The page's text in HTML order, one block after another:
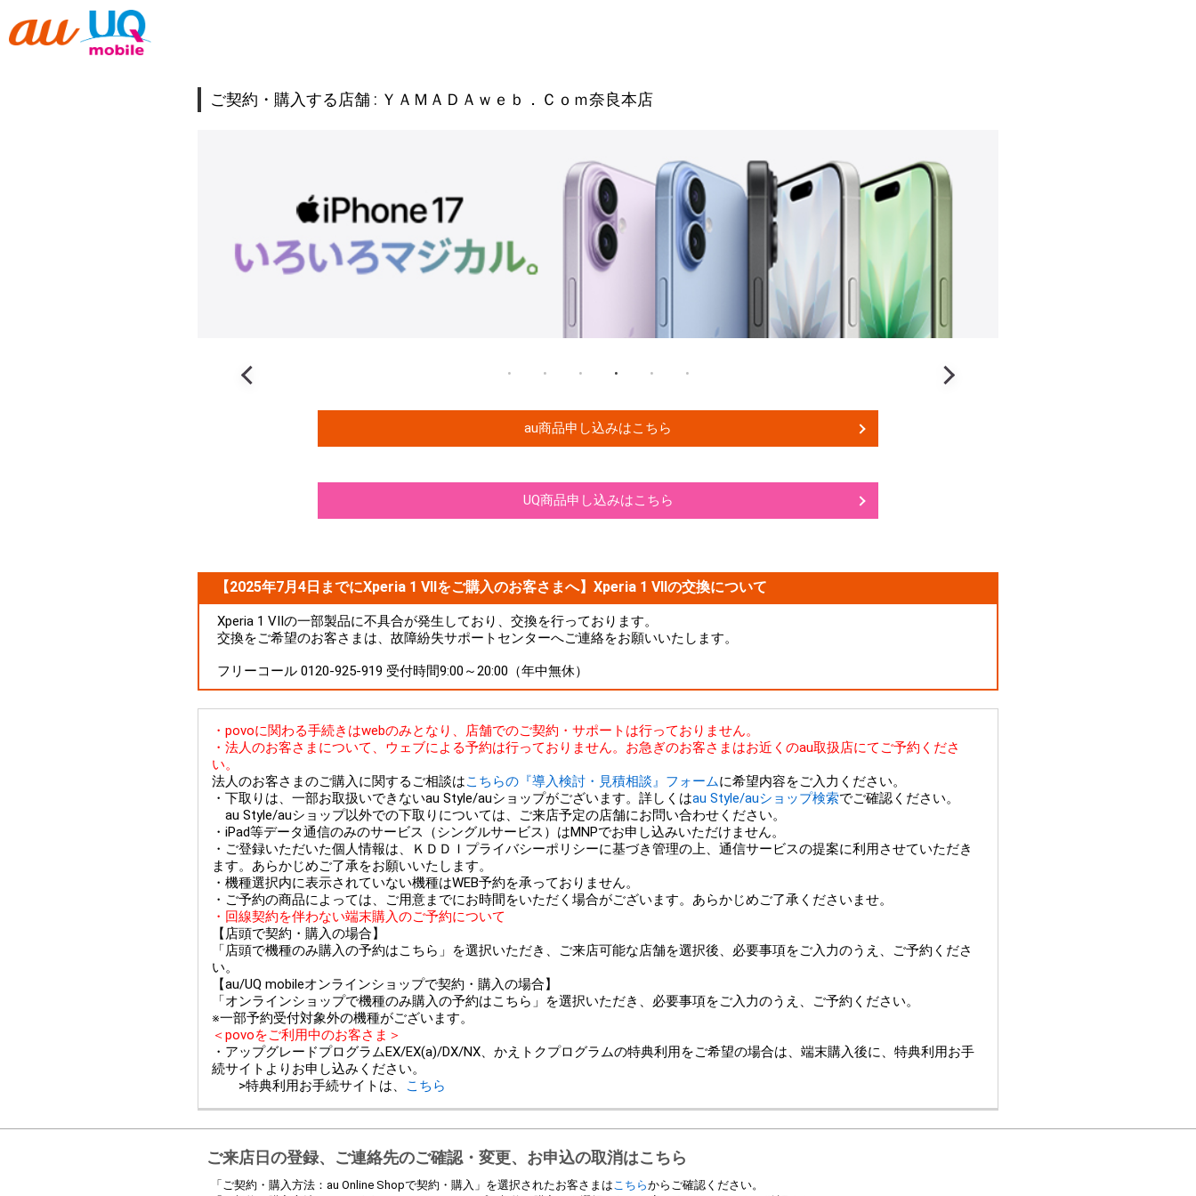
ご契約・購入する店舗 : ＹＡＭＡＤＡｗｅｂ．Ｃｏｍ奈良本店
au商品申し込みはこちら
UQ商品申し込みはこちら
【2025年7月4日までにXperia 1 VIIをご購入のお客さまへ】Xperia 1 VIIの交換について
Xperia 1 VIIの一部製品に不具合が発生しており、交換を行っております。
交換をご希望のお客さまは、故障紛失サポートセンターへご連絡をお願いいたします。
フリーコール 0120-925-919 受付時間9:00～20:00（年中無休）
・povoに関わる手続きはwebのみとなり、店舗でのご契約・サポートは行っておりません。
・法人のお客さまについて、ウェブによる予約は行っておりません。お急ぎのお客さまはお近くのau取扱店にてご予約くださ
い。
法人のお客さまのご購入に関するご相談はこちらの『導入検討・見積相談』フォームに希望内容をご入力ください。
・下取りは、一部お取扱いできないau Style/auショップがございます。詳しくはau Style/auショップ検索でご確認ください。
au Style/auショップ以外での下取りについては、ご来店予定の店舗にお問い合わせください。
・iPad等データ通信のみのサービス（シングルサービス）はMNPでお申し込みいただけません。
・ご登録いただいた個人情報は、ＫＤＤＩプライバシーポリシーに基づき管理の上、通信サービスの提案に利用させていただき
ます。あらかじめご了承をお願いいたします。
・機種選択内に表示されていない機種はWEB予約を承っておりません。
・ご予約の商品によっては、ご用意までにお時間をいただく場合がございます。あらかじめご了承くださいませ。
・回線契約を伴わない端末購入のご予約について
【店頭で契約・購入の場合】
「店頭で機種のみ購入の予約はこちら」を選択いただき、ご来店可能な店舗を選択後、必要事項をご入力のうえ、ご予約くださ
い。
【au/UQ mobileオンラインショップで契約・購入の場合】
「オンラインショップで機種のみ購入の予約はこちら」を選択いただき、必要事項をご入力のうえ、ご予約ください。
※一部予約受付対象外の機種がございます。
＜povoをご利用中のお客さま＞
・アップグレードプログラムEX/EX(a)/DX/NX、かえトクプログラムの特典利用をご希望の場合は、端末購入後に、特典利用お手
続サイトよりお申し込みください。
>特典利用お手続サイトは、
こちら
ご来店日の登録、ご連絡先のご確認・変更、お申込の取消はこちら
「ご契約・購入方法：au Online Shopで契約・購入」を選択されたお客さまはこちらからご確認ください。